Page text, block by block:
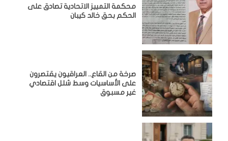
محكمة التمييز الاتحادية تصادق على
الحكم بحق خالد كيبان
صرخة من القاع.. العراقيون يقتصرون
على الأساسيات وسط شلل اقتصادي
غير مسبوق